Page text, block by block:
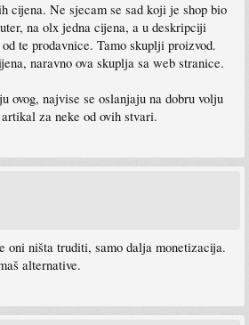
cijena. Ne sjecam se sad koji je shop bio
na olx jedna cijena, a u deskripciji
te prodavnice. Tamo skuplji proizvod.
naravno ova skuplja sa web stranice.
ovog, najvise se oslanjaju na dobru volju
za neke od ovih stvari.
oni ništa truditi, samo dalja monetizacija.
alternative.